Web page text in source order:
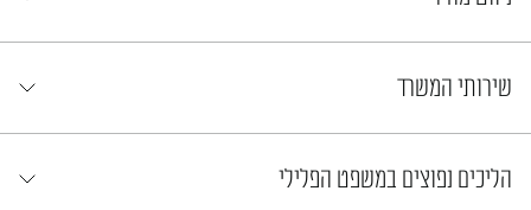
שירותי המשרד
הליכים נפוצים במשפט הפלילי